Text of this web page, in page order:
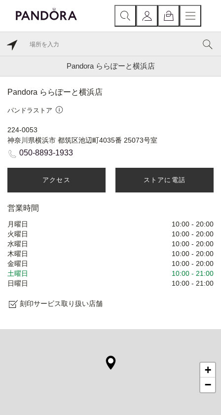
Pandora ららぽーと横浜店
Pandora ららぽーと横浜店
パンドラストア
224-0053
神奈川県横浜市 都筑区池辺町4035番 25073号室
050-8893-1933
アクセス ストアに電話
営業時間
月曜日 10:00 - 20:00
火曜日
10:00 - 20:00
水曜日
10:00 - 20:00
木曜日
10:00 - 20:00
金曜日
10:00 - 20:00
土曜日
10:00 - 21:00
日曜日
10:00 - 21:00
刻印サービス取り扱い店舗
+
−